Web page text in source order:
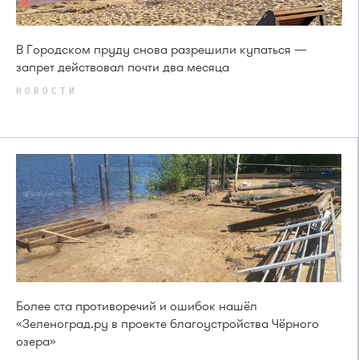
В Городском пруду снова разрешили купаться —
запрет действовал почти два месяца
НОВОСТИ
Более ста противоречий и ошибок нашёл
«Зеленоград.ру в проекте благоустройства Чёрного
озера»